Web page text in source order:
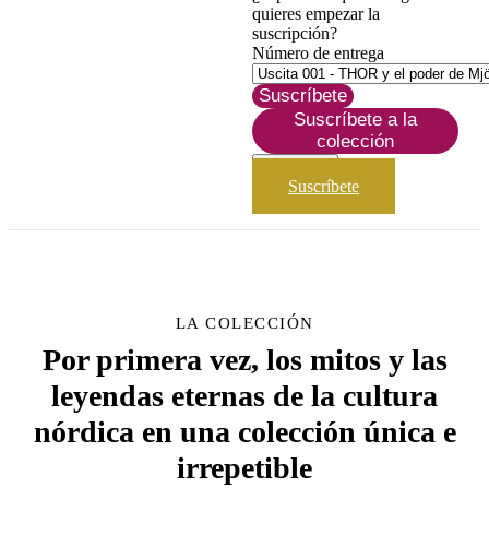
quieres empezar la
suscripción?
Número de entrega
Suscríbete
Suscríbete a la
colección
Suscríbete
LA COLECCIÓN
Por primera vez, los mitos y las
leyendas eternas de la cultura
nórdica en una colección única e
irrepetible